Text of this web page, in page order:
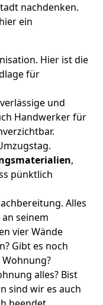
nachdenken.
ein
Hier ist die
für
und
Handwerker für
,
pünktlich
Alles
seinem
vier Wände
Gibt es noch
alles? Bist
sind wir es auch